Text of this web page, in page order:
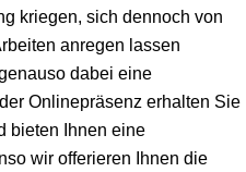
kriegen, sich dennoch von
anregen lassen
dabei eine
Onlinepräsenz erhalten Sie
bieten Ihnen eine
wir offerieren Ihnen die